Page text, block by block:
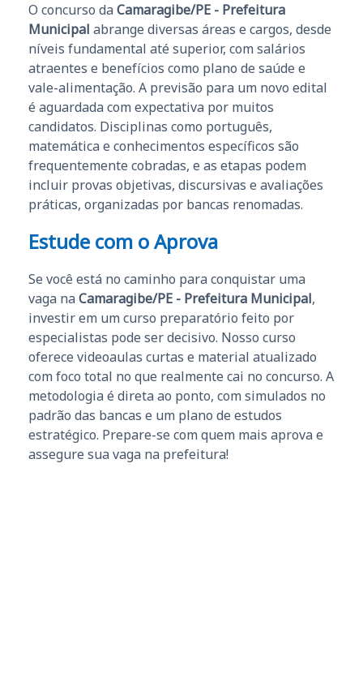
O concurso da Camaragibe/PE - Prefeitura
Municipal abrange diversas áreas e cargos, desde
níveis fundamental até superior, com salários
atraentes e benefícios como plano de saúde e
vale-alimentação. A previsão para um novo edital
é aguardada com expectativa por muitos
candidatos. Disciplinas como português,
matemática e conhecimentos específicos são
frequentemente cobradas, e as etapas podem
incluir provas objetivas, discursivas e avaliações
práticas, organizadas por bancas renomadas.
Estude com o Aprova
Se você está no caminho para conquistar uma
vaga na Camaragibe/PE - Prefeitura Municipal,
investir em um curso preparatório feito por
especialistas pode ser decisivo. Nosso curso
oferece videoaulas curtas e material atualizado
com foco total no que realmente cai no concurso. A
metodologia é direta ao ponto, com simulados no
padrão das bancas e um plano de estudos
estratégico. Prepare-se com quem mais aprova e
assegure sua vaga na prefeitura!